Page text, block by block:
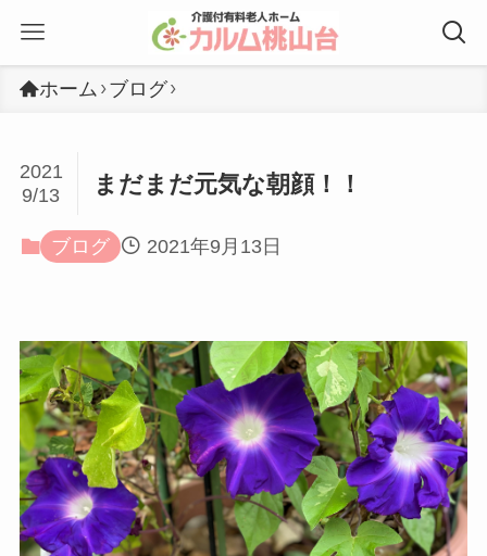
ホーム ブログ
まだまだ元気な朝顔！！
2021
9/13
ブログ 2021年9月13日